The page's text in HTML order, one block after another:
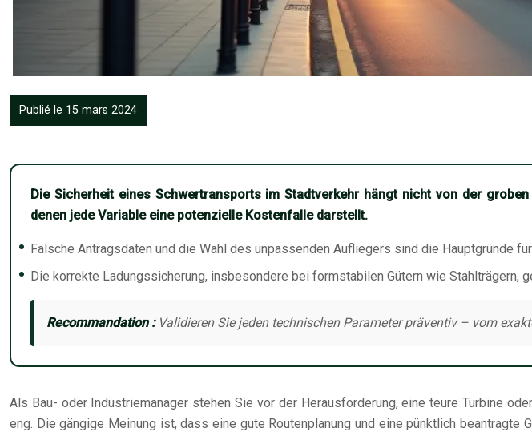
Publié le 15 mars 2024
Die Sicherheit eines Schwertransports im Stadtverkehr hängt nicht von der
denen jede Variable eine potenzielle Kostenfalle darstellt.
Falsche Antragsdaten und die Wahl des unpassenden Aufliegers sind die Hauptgründe
Die korrekte Ladungssicherung, insbesondere bei formstabilen Gütern wie
Recommandation :Validieren Sie jeden technischen Parameter präventiv – vom
Als Bau- oder Industriemanager stehen Sie vor der Herausforderung, eine teure Turbine
eng. Die gängige Meinung ist, dass eine gute Routenplanung und eine pünktlich